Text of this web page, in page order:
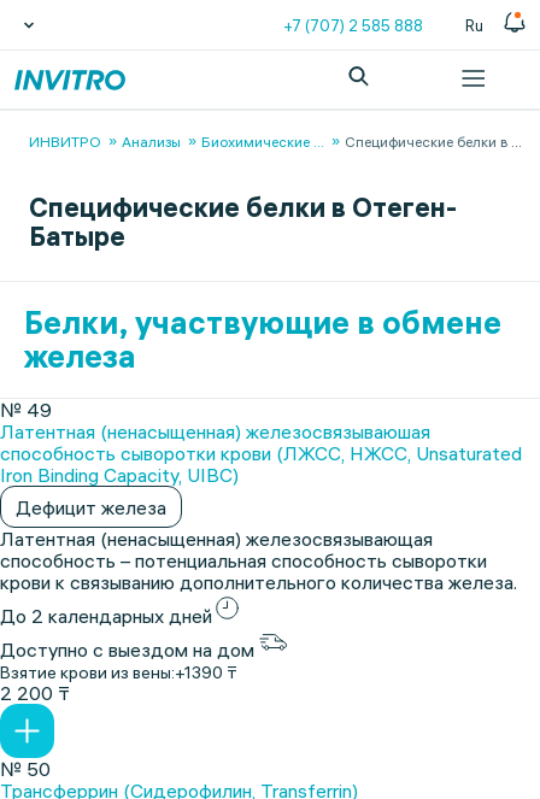
+7 (707) 2 585 888 Ru
ИНВИТРО Анализы Биохимические ... Специфические белки в ...
Специфические белки в Отеген-
Батыре
Белки, участвующие в обмене
железа
№ 49
Латентная (ненасыщенная) железосвязываюшая
способность сыворотки крови (ЛЖСС, НЖСС, Unsaturated
Iron Binding Capacity, UIBC)
Дефицит железа
Латентная (ненасыщенная) железосвязывающая
способность – потенциальная способность сыворотки
крови к связыванию дополнительного количества железа.
До 2 календарных дней
Доступно с выездом на дом
Взятие крови из вены:+1390 ₸
2 200 ₸
№ 50
Трансферрин (Сидерофилин, Transferrin)